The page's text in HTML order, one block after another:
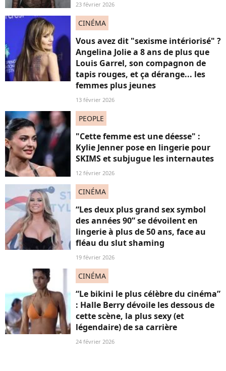
23 février 2026
CINÉMA
Vous avez dit "sexisme intériorisé" ?
Angelina Jolie a 8 ans de plus que
Louis Garrel, son compagnon de
tapis rouges, et ça dérange... les
femmes plus jeunes
13 février 2026
PEOPLE
"Cette femme est une déesse" :
Kylie Jenner pose en lingerie pour
SKIMS et subjugue les internautes
12 février 2026
CINÉMA
“Les deux plus grand sex symbol
des années 90” se dévoilent en
lingerie à plus de 50 ans, face au
fléau du slut shaming
19 février 2026
CINÉMA
“Le bikini le plus célèbre du cinéma”
: Halle Berry dévoile les dessous de
cette scène, la plus sexy (et
légendaire) de sa carrière
24 février 2026